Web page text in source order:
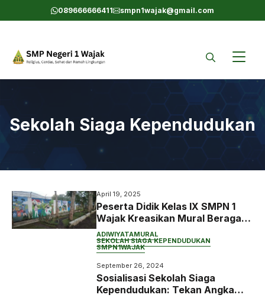
to
089666666411 smpn1wajak@gmail.com
Sekolah Siaga Kependudukan
April 19, 2025
Peserta Didik Kelas IX SMPN 1
Wajak Kreasikan Mural Beragam
Tema
ADIWIYATAMURAL
SEKOLAH SIAGA KEPENDUDUKAN
SMPN1WAJAK
September 26, 2024
Sosialisasi Sekolah Siaga
Kependudukan: Tekan Angka